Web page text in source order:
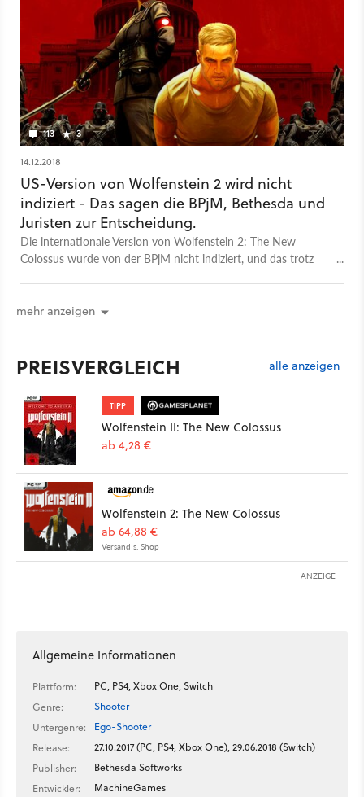
113 3
14.12.2018
US-Version von Wolfenstein 2 wird nicht
indiziert - Das sagen die BPjM, Bethesda und
Juristen zur Entscheidung.
Die internationale Version von Wolfenstein 2: The New
Colossus wurde von der BPjM nicht indiziert, und das trotz
mehr anzeigen
PREISVERGLEICH alle anzeigen
TIPP
Wolfenstein II: The New Colossus
ab 4,28 €
Wolfenstein 2: The New Colossus
ab 64,88 €
Versand s. Shop
ANZEIGE
Allgemeine Informationen
Plattform:
PC, PS4, Xbox One, Switch
Genre:
Shooter
Untergenre:
Ego-Shooter
Release:
27.10.2017 (PC, PS4, Xbox One), 29.06.2018 (Switch)
Publisher:
Bethesda Softworks
Entwickler:
MachineGames